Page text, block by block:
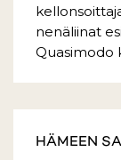
nenäliinat
Quasimodo
HÄMEEN